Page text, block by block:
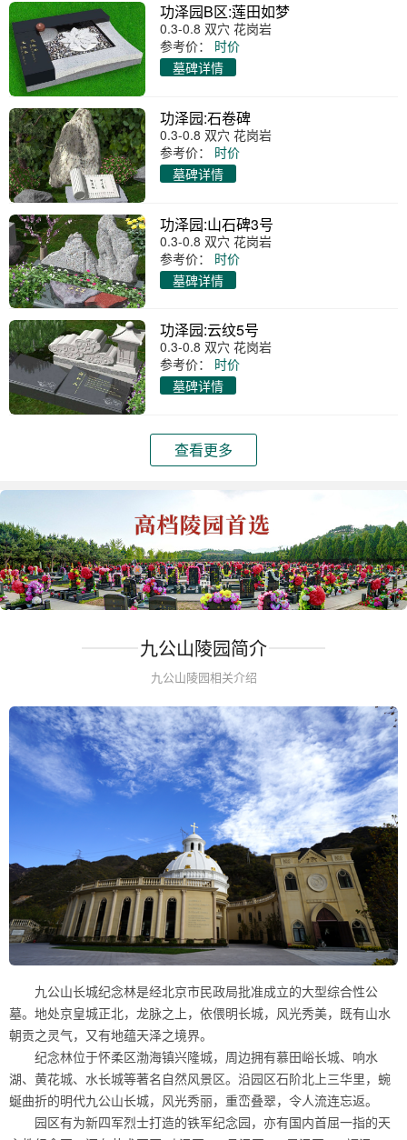
功泽园B区:莲田如梦
0.3-0.8 双穴 花岗岩
参考价：
时价
墓碑详情
功泽园:石卷碑
0.3-0.8 双穴 花岗岩
参考价：
时价
墓碑详情
功泽园:山石碑3号
0.3-0.8 双穴 花岗岩
参考价：
时价
墓碑详情
功泽园:云纹5号
0.3-0.8 双穴 花岗岩
参考价：
时价
墓碑详情
查看更多
九公山陵园简介
九公山陵园相关介绍
九公山长城纪念林是经北京市民政局批准成立的大型综合性公
墓。地处京皇城正北，龙脉之上，依偎明长城，风光秀美，既有山水
朝贡之灵气，又有地蕴天泽之境界。
纪念林位于怀柔区渤海镇兴隆城，周边拥有慕田峪长城、响水
湖、黄花城、水长城等著名自然风景区。沿园区石阶北上三华里，蜿
蜒曲折的明代九公山长城，风光秀丽，重峦叠翠，令人流连忘返。
园区有为新四军烈士打造的铁军纪念园，亦有国内首屈一指的天